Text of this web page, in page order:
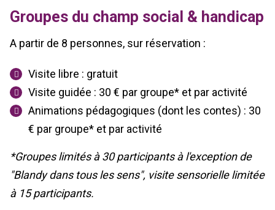
Groupes du champ social & handicap
A partir de 8 personnes, sur réservation :
Visite libre : gratuit
Visite guidée : 30 € par groupe* et par activité
Animations pédagogiques (dont les contes) : 30
€ par groupe* et par activité
*Groupes limités à 30 participants à l'exception de
"Blandy dans tous les sens", visite sensorielle limitée
à 15 participants.